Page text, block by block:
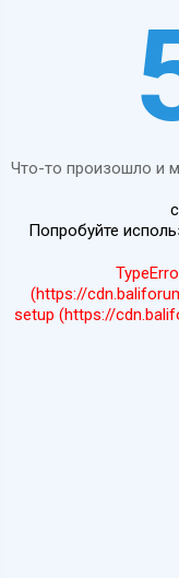
Что-то произошло и
Попробуйте
(https://
setup (https://